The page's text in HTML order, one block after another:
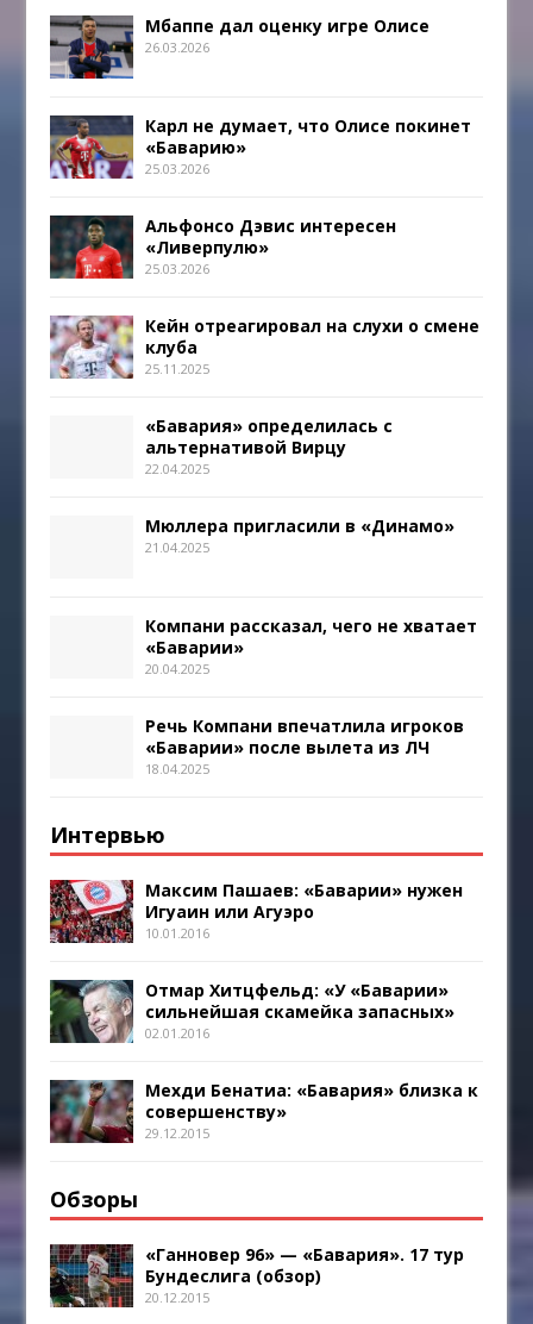
Мбаппе дал оценку игре Олисе
26.03.2026
Карл не думает, что Олисе покинет
«Баварию»
25.03.2026
Альфонсо Дэвис интересен
«Ливерпулю»
25.03.2026
Кейн отреагировал на слухи о смене
клуба
25.11.2025
«Бавария» определилась с
альтернативой Вирцу
22.04.2025
Мюллера пригласили в «Динамо»
21.04.2025
Компани рассказал, чего не хватает
«Баварии»
20.04.2025
Речь Компани впечатлила игроков
«Баварии» после вылета из ЛЧ
18.04.2025
Интервью
Максим Пашаев: «Баварии» нужен
Игуаин или Агуэро
10.01.2016
Отмар Хитцфельд: «У «Баварии»
сильнейшая скамейка запасных»
02.01.2016
Мехди Бенатиа: «Бавария» близка к
совершенству»
29.12.2015
Обзоры
«Ганновер 96» — «Бавария». 17 тур
Бундеслига (обзор)
20.12.2015